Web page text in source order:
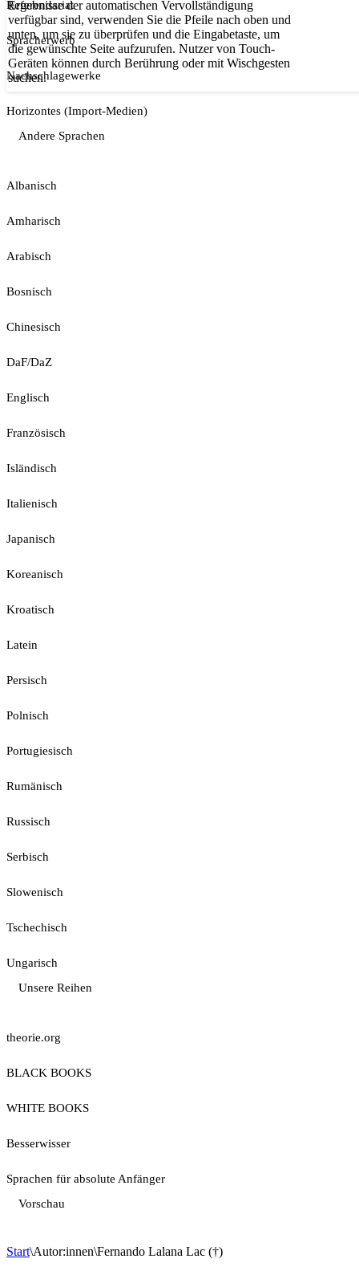
Ergebnisse der automatischen Vervollständigung
verfügbar sind, verwenden Sie die Pfeile nach oben und
unten, um sie zu überprüfen und die Eingabetaste, um
die gewünschte Seite aufzurufen. Nutzer von Touch-
Geräten können durch Berührung oder mit Wischgesten
suchen.
Referendariat
Spracherwerb
Nachschlagewerke
Horizontes (Import-Medien)
Andere Sprachen
Albanisch
Amharisch
Arabisch
Bosnisch
Chinesisch
DaF/DaZ
Englisch
Französisch
Isländisch
Italienisch
Japanisch
Koreanisch
Kroatisch
Latein
Persisch
Polnisch
Portugiesisch
Rumänisch
Russisch
Serbisch
Slowenisch
Tschechisch
Ungarisch
Unsere Reihen
theorie.org
BLACK BOOKS
WHITE BOOKS
Besserwisser
Sprachen für absolute Anfänger
Vorschau
Start\Autor:innen\Fernando Lalana Lac (†)